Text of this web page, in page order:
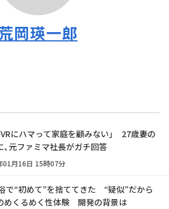
岡瑛一郎
VRにハマって家庭を顧みない」 27歳妻の
、元ファミマ社長がガチ回答
01月16日 15時07分
で“初めて”を捨ててきた “疑似”だから
めくるめく性体験 開発の背景は